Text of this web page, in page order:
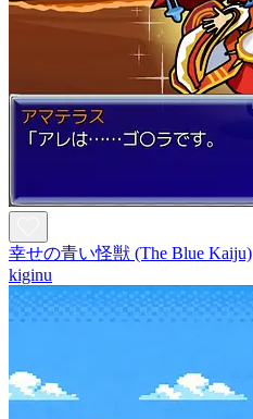
幸せの青い怪獣 (The Blue Kaiju)
kiginu